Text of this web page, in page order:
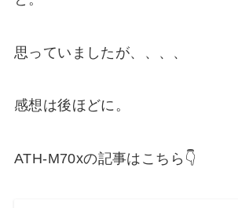
思っていましたが、、、、
感想は後ほどに。
ATH-M70xの記事はこちら👇